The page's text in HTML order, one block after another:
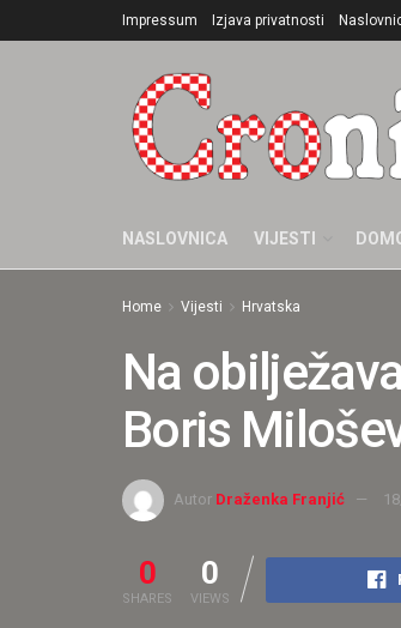
Impressum Izjava privatnosti
NASLOVNICA VIJESTI
Home Vijesti Hrvatska
Na
Boris
Autor Draženka Franjić
0
SHARES
0
VIEWS